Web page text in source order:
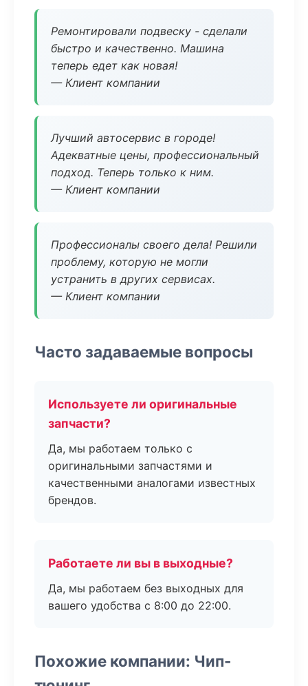
Ремонтировали подвеску - сделали
быстро и качественно. Машина
теперь едет как новая!
— Клиент компании
Лучший автосервис в городе!
Адекватные цены, профессиональный
подход. Теперь только к ним.
— Клиент компании
Профессионалы своего дела! Решили
проблему, которую не могли
устранить в других сервисах.
— Клиент компании
Часто задаваемые вопросы
Используете ли оригинальные
запчасти?
Да, мы работаем только с
оригинальными запчастями и
качественными аналогами известных
брендов.
Работаете ли вы в выходные?
Да, мы работаем без выходных для
вашего удобства с 8:00 до 22:00.
Похожие компании: Чип-